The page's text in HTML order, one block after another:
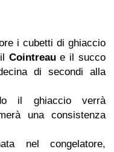
i cubetti di ghiaccio
Cointreaue il succo
di secondi alla
il ghiaccio verrà
una consistenza
nel congelatore,